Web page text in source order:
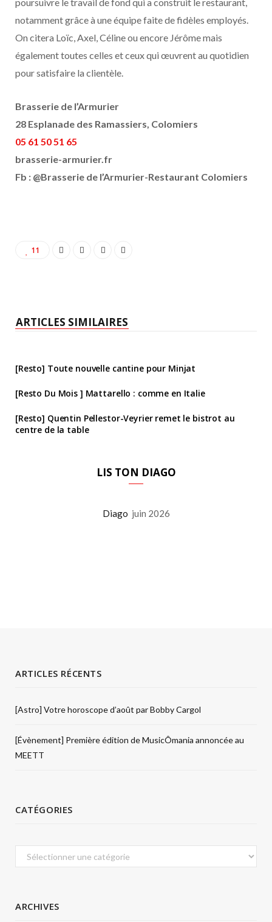
notamment grâce à une équipe faite de fidèles employés.
On citera Loïc, Axel, Céline ou encore Jérôme mais
également toutes celles et ceux qui œuvrent au quotidien
pour satisfaire la clientèle.
Brasserie de l’Armurier
28 Esplanade des Ramassiers, Colomiers
05 61 50 51 65
brasserie-armurier.fr
Fb : @Brasserie de l’Armurier-Restaurant Colomiers
11
ARTICLES SIMILAIRES
[Resto] Toute nouvelle cantine pour Minjat
[Resto Du Mois ] Mattarello : comme en Italie
[Resto] Quentin Pellestor-Veyrier remet le bistrot au
centre de la table
LIS TON DIAGO
Diago juin 2026
ARTICLES RÉCENTS
[Astro] Votre horoscope d’août par Bobby Cargol
[Évènement] Première édition de MusicÔmania annoncée au
MEETT
CATÉGORIES
Catégories
ARCHIVES